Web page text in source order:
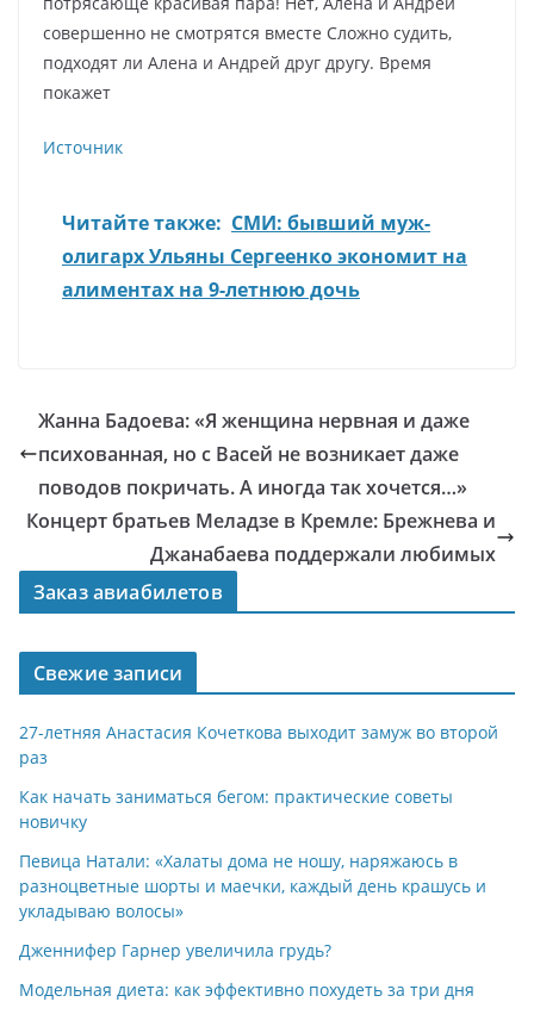
совершенно не смотрятся вместе Сложно судить,
подходят ли Алена и Андрей друг другу. Время
покажет
Источник
Читайте также: СМИ: бывший муж-
олигарх Ульяны Сергеенко экономит на
алиментах на 9-летнюю дочь
Жанна Бадоева: «Я женщина нервная и даже
психованная, но с Васей не возникает даже
поводов покричать. А иногда так хочется…»
Концерт братьев Меладзе в Кремле: Брежнева и
Джанабаева поддержали любимых
Заказ авиабилетов
Свежие записи
27-летняя Анастасия Кочеткова выходит замуж во второй
раз
Как начать заниматься бегом: практические советы
новичку
Певица Натали: «Халаты дома не ношу, наряжаюсь в
разноцветные шорты и маечки, каждый день крашусь и
укладываю волосы»
Дженнифер Гарнер увеличила грудь?
Модельная диета: как эффективно похудеть за три дня